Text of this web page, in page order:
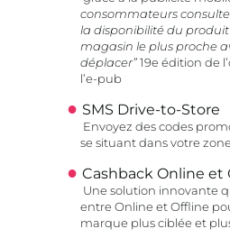
consommateurs
la disponibilité du
magasin le plus proche
déplacer”19e édition de
l’e-pub
SMS Drive-to-Store
Envoyez des codes
se situant dans votre
Cashback Online et
Une solution innovante
entre Online et Offline
marque plus ciblée et